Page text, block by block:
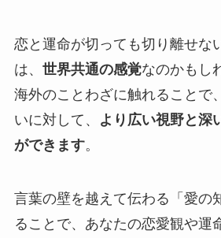
恋と運命が切っても切り離せな
は、 世界共通の感覚なのかもし
海外のことわざに触れることで
いに対して、
より広い視野と深
ができます。
言葉の壁を越えて伝わる「愛の
ることで、あなたの恋愛観や運